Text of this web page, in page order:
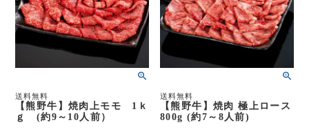
送料無料
【熊野牛】焼肉上モモ 1ｋ
ｇ (約9～10人前）
送料無料
【熊野牛】焼肉 極上ロース
800g (約7～8人前)